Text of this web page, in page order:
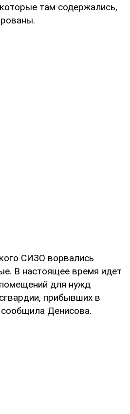
там содержались,
СИЗО ворвались
В настоящее время идет
для нужд
прибывших в
сообщила Денисова.